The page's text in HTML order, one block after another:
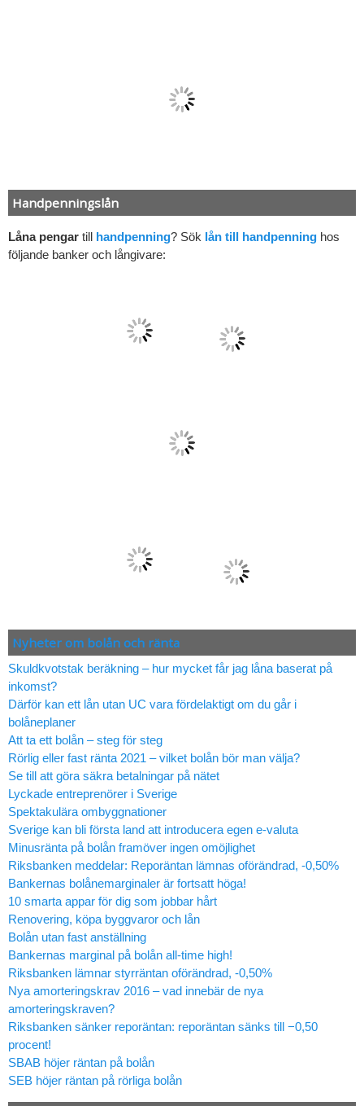
Handpenningslån
Låna pengar till handpenning? Sök lån till handpenning hos
följande banker och långivare:
Nyheter om bolån och ränta
Skuldkvotstak beräkning – hur mycket får jag låna baserat på
inkomst?
Därför kan ett lån utan UC vara fördelaktigt om du går i
bolåneplaner
Att ta ett bolån – steg för steg
Rörlig eller fast ränta 2021 – vilket bolån bör man välja?
Se till att göra säkra betalningar på nätet
Lyckade entreprenörer i Sverige
Spektakulära ombyggnationer
Sverige kan bli första land att introducera egen e-valuta
Minusränta på bolån framöver ingen omöjlighet
Riksbanken meddelar: Reporäntan lämnas oförändrad, -0,50%
Bankernas bolånemarginaler är fortsatt höga!
10 smarta appar för dig som jobbar hårt
Renovering, köpa byggvaror och lån
Bolån utan fast anställning
Bankernas marginal på bolån all-time high!
Riksbanken lämnar styrräntan oförändrad, -0,50%
Nya amorteringskrav 2016 – vad innebär de nya
amorteringskraven?
Riksbanken sänker reporäntan: reporäntan sänks till −0,50
procent!
SBAB höjer räntan på bolån
SEB höjer räntan på rörliga bolån